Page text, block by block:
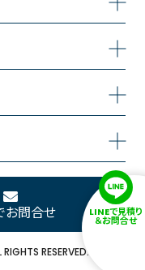
お問合せ LINEで見積り
＆お問合せ
RESERVED.